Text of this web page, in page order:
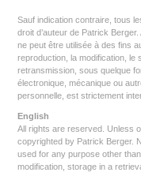
Sauf indication contraire, tous
droit d’auteur de Patrick
ne peut être utilisée à des fins
reproduction, la modification,
retransmission, sous quelque
électronique, mécanique ou
personnelle, est strictement
English
All rights are reserved. Unless
copyrighted by Patrick Berger.
used for any purpose other
modification, storage in a